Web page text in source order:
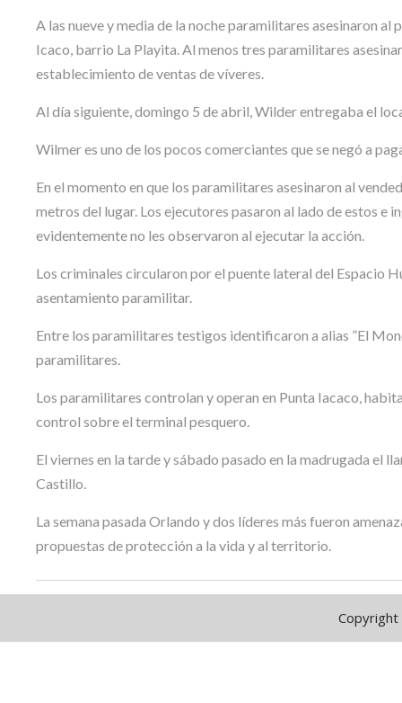
A las nueve y media de la noche paramilitares asesinaron
Icaco, barrio La Playita. Al menos tres paramilitares
establecimiento de ventas de víveres.
Al día siguiente, domingo 5 de abril, Wilder entregaba el
Wilmer es uno de los pocos comerciantes que se negó a
En el momento en que los paramilitares asesinaron al
metros del lugar. Los ejecutores pasaron al lado de estos
evidentemente no les observaron al ejecutar la acción.
Los criminales circularon por el puente lateral del Espacio
asentamiento paramilitar.
Entre los paramilitares testigos identificaron a alias ”El
paramilitares.
Los paramilitares controlan y operan en Punta Iacaco,
control sobre el terminal pesquero.
El viernes en la tarde y sábado pasado en la madrugada el
Castillo.
La semana pasada Orlando y dos líderes más fueron
propuestas de protección a la vida y al territorio.
Copyright